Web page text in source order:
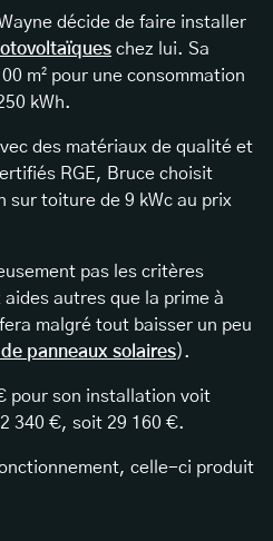
décide de faire installer
chez lui. Sa
m² pour une consommation
kWh.
des matériaux de qualité et
RGE, Bruce choisit
sur toiture de 9 kWc au prix
pas les critères
autres que la prime à
malgré tout baisser un peu
panneaux solaires).
pour son installation voit
340 €, soit 29 160 €.
celle-ci produit